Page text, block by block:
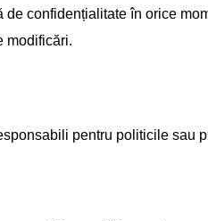
confidențialitate în orice
modificări.
pentru politicile sau